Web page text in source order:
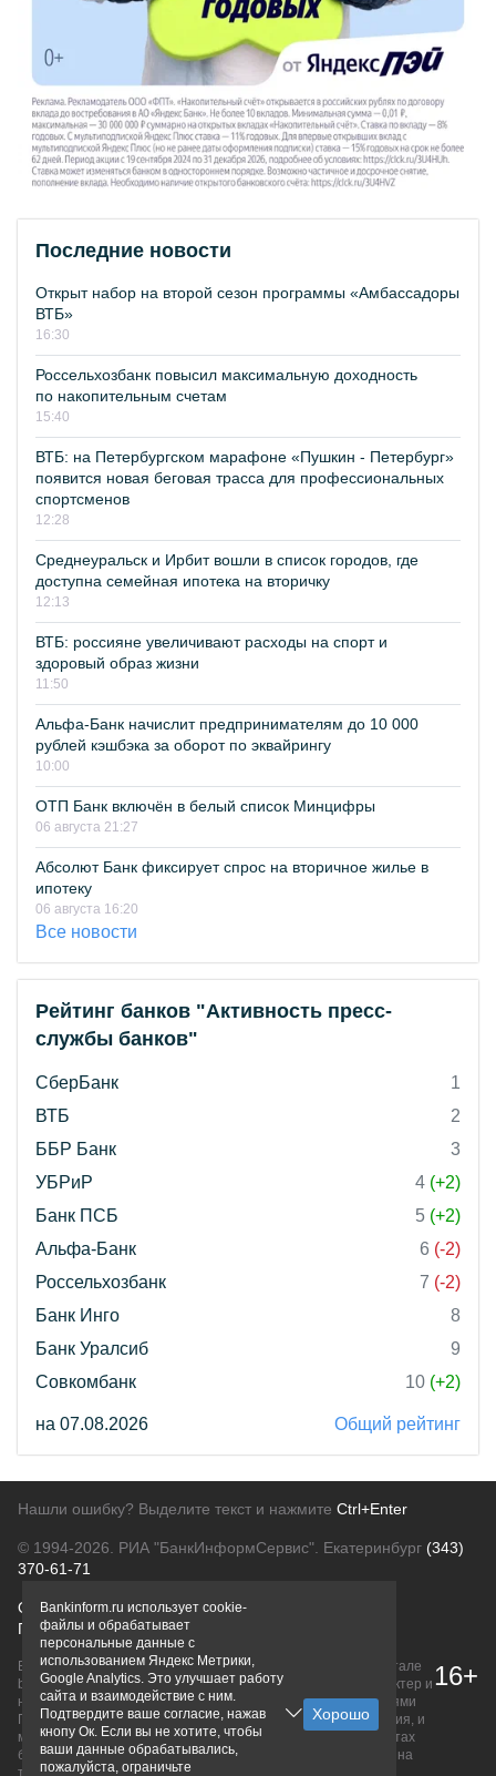
Последние новости
Открыт набор на второй сезон программы «Амбассадоры
ВТБ»
16:30
Россельхозбанк повысил максимальную доходность
по накопительным счетам
15:40
ВТБ: на Петербургском марафоне «Пушкин - Петербург»
появится новая беговая трасса для профессиональных
спортсменов
12:28
Среднеуральск и Ирбит вошли в список городов, где
доступна семейная ипотека на вторичку
12:13
ВТБ: россияне увеличивают расходы на спорт и
здоровый образ жизни
11:50
Альфа-Банк начислит предпринимателям до 10 000
рублей кэшбэка за оборот по эквайрингу
10:00
ОТП Банк включён в белый список Минцифры
06 августа 21:27
Абсолют Банк фиксирует спрос на вторичное жилье в
ипотеку
06 августа 16:20
Все новости
Рейтинг банков "Активность пресс-
службы банков"
СберБанк
1
ВТБ
2
ББР Банк
3
УБРиР
4 (+2)
Банк ПСБ
5 (+2)
Альфа-Банк
6 (-2)
Россельхозбанк
7 (-2)
Банк Инго
8
Банк Уралсиб
9
Совкомбанк
10 (+2)
на 07.08.2026 Общий рейтинг
Нашли ошибку? Выделите текст и нажмите Ctrl+Enter
© 1994-2026. РИА "БанкИнформСервис". Екатеринбург (343)
370-61-71
О проектеПолитика конфиденциальности
Правовая информацияДля рекламодателей
Вся информация о продуктах банков, размещенная на портале
bankinform.ru, носит исключительно ознакомительный характер и
не является публичной офертой, определяемой положениями
ГК РФ. Информация не содержит точного и полного описания, и
может быть изменена. Конечные условия уточняйте на сайтах
банков или при личном обращении. Исключительное право на
товарные знаки принадлежит их правообладателям.
16+
Bankinform.ru использует cookie-
файлы и обрабатывает
персональные данные с
использованием Яндекс Метрики,
Google Analytics. Это улучшает работу
сайта и взаимодействие с ним.
Подтвердите ваше согласие, нажав
кнопу Ок. Если вы не хотите, чтобы
ваши данные обрабатывались,
пожалуйста, ограничьте